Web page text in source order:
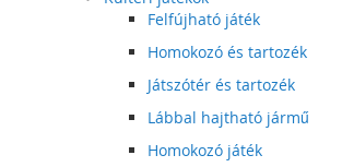
Felfújható játék
Homokozó és tartozék
Játszótér és tartozék
Lábbal hajtható jármű
Homokozó játék